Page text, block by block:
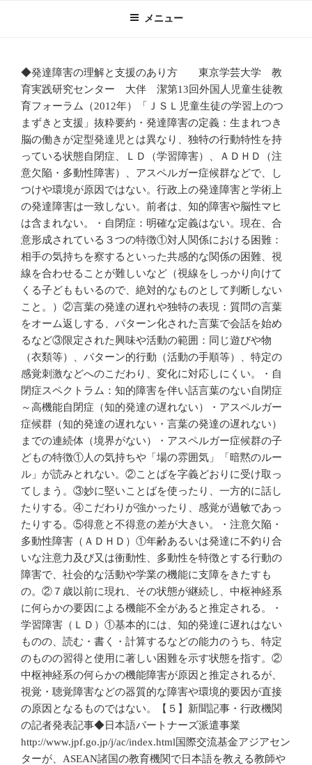
メニュー
◆発達障害の理解と支援のあり方 東京学芸大学 教
育実践研究センター 大伴 潔第13回外国人児童生徒教
育フォーラム（2012年）「ＪＳＬ児童生徒の学習上のつ
まずきと支援」抜粋要約・発達障害の定義：生まれつき
脳の働きが定型発達児とは異なり、独特の行動特性を持
っている状態自閉症、ＬＤ（学習障害）、ＡＤＨＤ（注
意欠陥・多動性障害）、アスペルガー症候群などで、し
つけや環境が原因ではない。行政上の発達障害と学術上
の発達障害は一致しない。前者は、知的障害や脳性マヒ
は含まれない。・自閉症：明確な定義はない。現在、合
意形成されている３つの特徴①対人関係における困難：
相手の気持ちを察するといった共感的な関係の困難、視
線を合わせることが難しいなど（視線をしっかり向けて
くる子どももいるので、絶対的なものとして判断しない
こと。）②言葉の発達の遅れや独特の表現：質問の言葉
をオーム返しする、パターン化された言葉で会話を始め
るなど③限定された興味や活動の範囲：同じ遊びや物
（衣類等）、パターン的行動（活動の手順等）、特定の
感覚刺激などへのこだわり、変化に対応しにくい。・自
閉症スペクトラム：知的障害を伴い話言葉のない自閉症
～高機能自閉症（知的発達の遅れない）・アスペルガー
症候群（知的発達の遅れない・言葉の発達の遅れない）
までの連続体（境界がない）・アスペルガー症候群の子
どもの特徴①人の気持ちや「場の雰囲気」「暗黙のルー
ル」が読みとれない。②ことばを字義どおりに受け取っ
てしまう。③妙に堅いことばを使ったり、一方的に話し
たりする。④こだわりが強かったり、感覚が過敏であっ
たりする。⑤得意と不得意の差が大きい。・注意欠陥・
多動性障害（ＡＤＨＤ）①年齢あるいは発達に不釣り合
いな注意力及び又は衝動性、多動性を特徴とする行動の
障害で、社会的な活動や学業の機能に支障をきたすも
の。②７歳以前に現れ、その状態が継続し、中枢神経系
に何らかの要因による機能不全があると推定される。・
学習障害（ＬＤ）①基本的には、知的発達に遅れはない
ものの、読む・書く・計算するなどの能力のうち、特定
のものの習得と使用に著しい困難を示す状態を指す。②
中枢神経系の何らかの機能障害が原因と推定されるが、
視覚・聴覚障害などの器質的な障害や環境的要因が直接
の原因となるものではない。【５】新聞記事・行政機関
の記者発表記事◆日本語パートナーズ派遣事業
http://www.jpf.go.jp/j/ac/index.html国際交流基金アジアセン
ターが、ASEAN諸国の教育機関で日本語を教える教師や